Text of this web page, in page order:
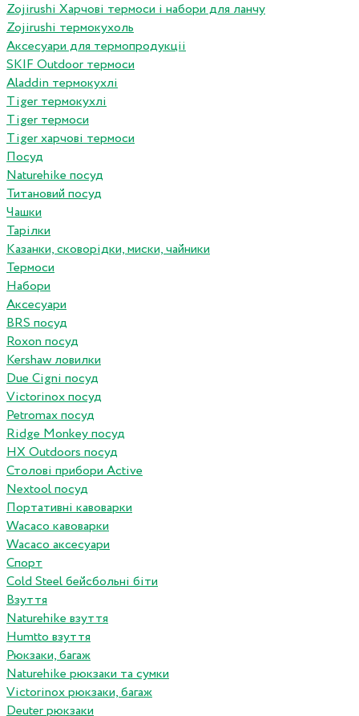
Zojirushi Харчові термоси і набори для ланчу
Zojirushi термокухоль
Аксесуари для термопродукціі
SKIF Outdoor термоси
Aladdin термокухлі
Tiger термокухлі
Tiger термоси
Tiger харчові термоси
Посуд
Naturehike посуд
Титановий посуд
Чашки
Тарілки
Казанки, сковорідки, миски, чайники
Термоси
Набори
Аксесуари
BRS посуд
Roxon посуд
Kershaw ловилки
Due Cigni посуд
Victorinox посуд
Petromax посуд
Ridge Monkey посуд
HX Outdoors посуд
Столові прибори Active
Nextool посуд
Портативні кавоварки
Wacaco кавоварки
Wacaco аксесуари
Спорт
Cold Steel бейсбольні біти
Взуття
Naturehike взуття
Humtto взуття
Рюкзаки, багаж
Naturehike рюкзаки та сумки
Victorinox рюкзаки, багаж
Deuter рюкзаки